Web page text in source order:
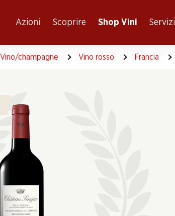
Azioni
Scoprire Shop Vini Servizi
Vino/champagne Vino rosso Francia